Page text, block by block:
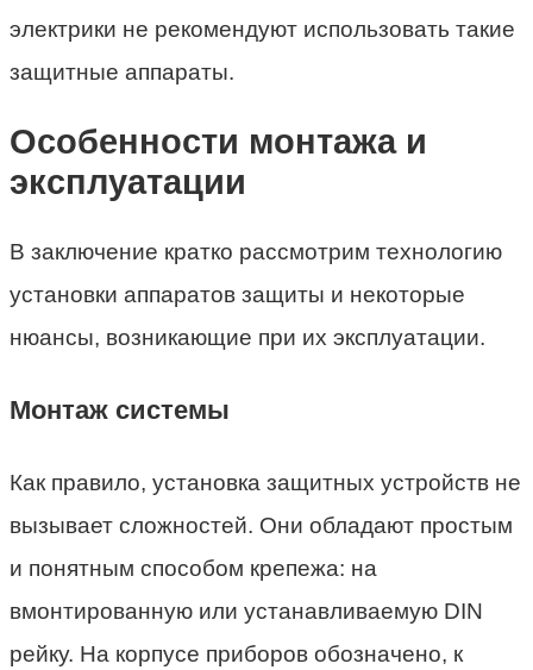
электрики не рекомендуют использовать такие
защитные аппараты.
Особенности монтажа и
эксплуатации
В заключение кратко рассмотрим технологию
установки аппаратов защиты и некоторые
нюансы, возникающие при их эксплуатации.
Монтаж системы
Как правило, установка защитных устройств не
вызывает сложностей. Они обладают простым
и понятным способом крепежа: на
вмонтированную или устанавливаемую DIN
рейку. На корпусе приборов обозначено, к